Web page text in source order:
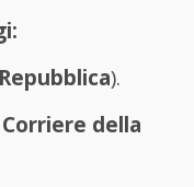
).
della